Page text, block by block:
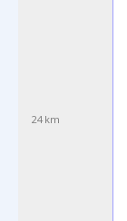
24 km